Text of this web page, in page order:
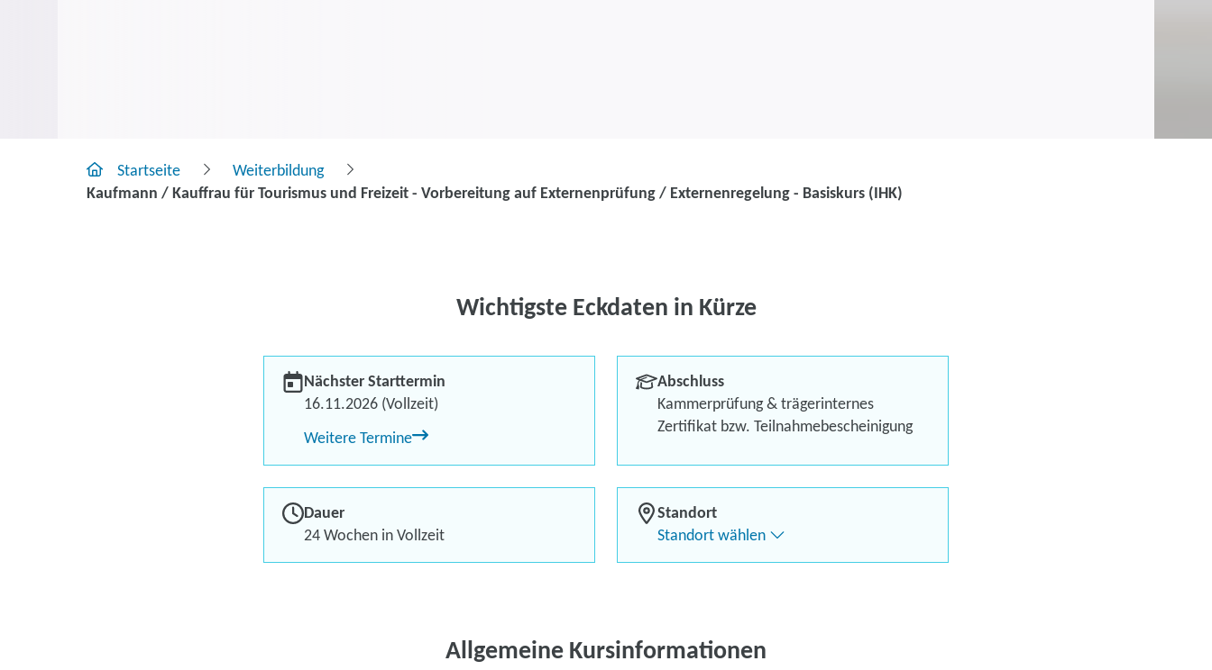
Weiterbildung
Externenprüfung / Externenregelung -
Basiskurs (IHK)
Berufliches Profil optimieren
Flexibel dank Live-Online-Trainings
Kontaktieren Sie uns jetzt
Startseite
Weiterbildung
Kaufmann / Kauffrau für Tourismus und Freizeit - Vorbereitung auf Externenprüfung / Externenregelung - Basiskurs (IHK)
Wichtigste Eckdaten in Kürze
Nächster Starttermin
16.11.2026 (Vollzeit)
Weitere Termine
Abschluss
Kammerprüfung & trägerinternes
Zertifikat bzw. Teilnahmebescheinigung
Dauer
24 Wochen in Vollzeit
Standort
Standort wählen
Allgemeine Kursinformationen